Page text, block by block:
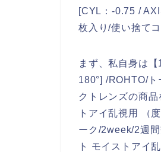
[CYL：-0.75 /
枚入り/使い捨て
まず、私自身は
180°] /ROHTO/
クトレンズの商
トアイ乱視用 （
ーク/2week/2週
ト モイストアイ